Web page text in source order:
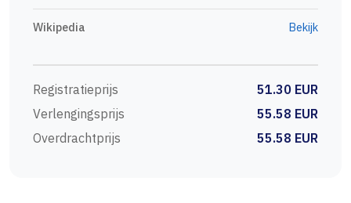
Wikipedia Bekijk
Registratieprijs
51.30 EUR
Verlengingsprijs
55.58 EUR
Overdrachtprijs
55.58 EUR